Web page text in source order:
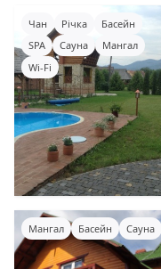
Чан Річка
Басейн
SPA
Сауна
Мангал
Wi-Fi
Мангал Басейн Сауна